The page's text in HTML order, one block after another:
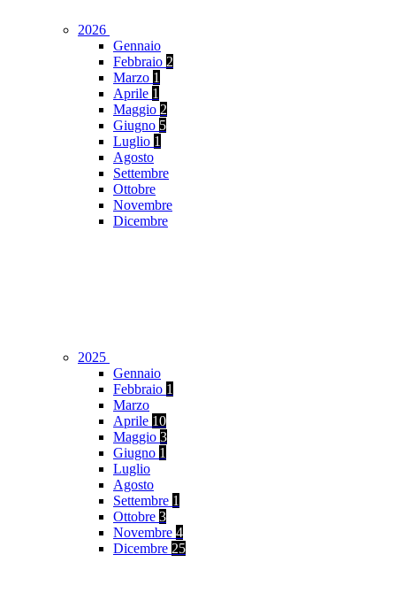
2026
Gennaio
Febbraio 2
Marzo 1
Aprile 1
Maggio 2
Giugno 5
Luglio 1
Agosto
Settembre
Ottobre
Novembre
Dicembre
2025
Gennaio
Febbraio 1
Marzo
Aprile 10
Maggio 3
Giugno 1
Luglio
Agosto
Settembre 1
Ottobre 3
Novembre 4
Dicembre 25